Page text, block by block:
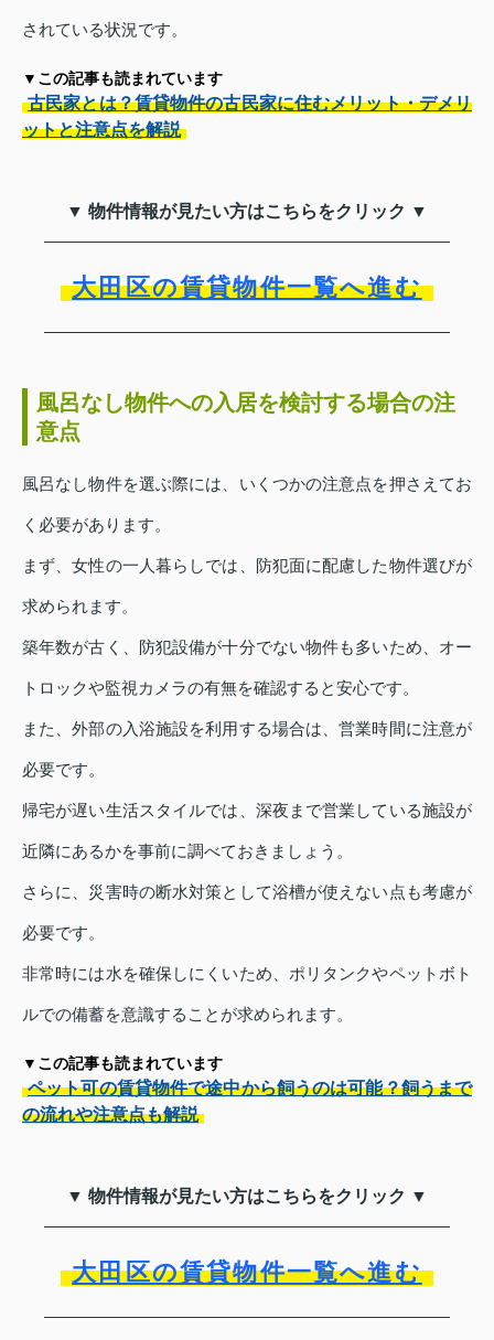
されている状況です。
▼この記事も読まれています
古民家とは？賃貸物件の古民家に住むメリット・デメリ
ットと注意点を解説
▼ 物件情報が見たい方はこちらをクリック ▼
大田区の賃貸物件一覧へ進む
風呂なし物件への入居を検討する場合の注
意点
風呂なし物件を選ぶ際には、いくつかの注意点を押さえてお
く必要があります。
まず、女性の一人暮らしでは、防犯面に配慮した物件選びが
求められます。
築年数が古く、防犯設備が十分でない物件も多いため、オー
トロックや監視カメラの有無を確認すると安心です。
また、外部の入浴施設を利用する場合は、営業時間に注意が
必要です。
帰宅が遅い生活スタイルでは、深夜まで営業している施設が
近隣にあるかを事前に調べておきましょう。
さらに、災害時の断水対策として浴槽が使えない点も考慮が
必要です。
非常時には水を確保しにくいため、ポリタンクやペットボト
ルでの備蓄を意識することが求められます。
▼この記事も読まれています
ペット可の賃貸物件で途中から飼うのは可能？飼うまで
の流れや注意点も解説
▼ 物件情報が見たい方はこちらをクリック ▼
大田区の賃貸物件一覧へ進む